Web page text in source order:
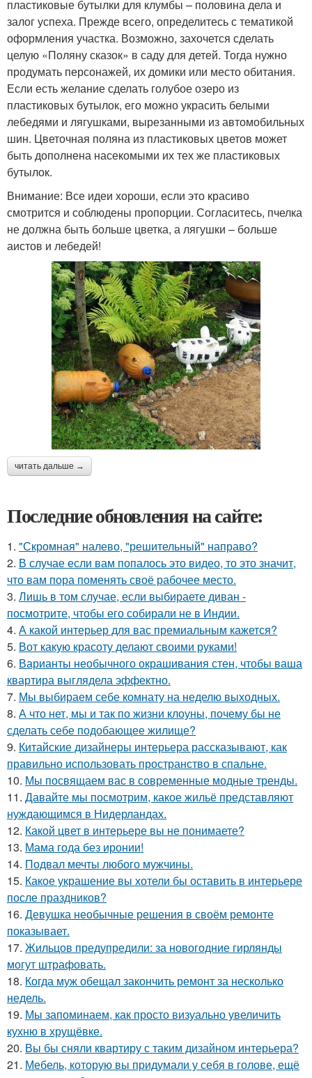
пластиковые бутылки для клумбы – половина дела и
залог успеха. Прежде всего, определитесь с тематикой
оформления участка. Возможно, захочется сделать
целую «Поляну сказок» в саду для детей. Тогда нужно
продумать персонажей, их домики или место обитания.
Если есть желание сделать голубое озеро из
пластиковых бутылок, его можно украсить белыми
лебедями и лягушками, вырезанными из автомобильных
шин. Цветочная поляна из пластиковых цветов может
быть дополнена насекомыми их тех же пластиковых
бутылок.
Внимание: Все идеи хороши, если это красиво
смотрится и соблюдены пропорции. Согласитесь, пчелка
не должна быть больше цветка, а лягушки – больше
аистов и лебедей!
читать дальше →
Последние обновления на сайте:
1. "Скромная" налево, "решительный" направо?
2. В случае если вам попалось это видео, то это значит,
что вам пора поменять своё рабочее место.
3. Лишь в том случае, если выбираете диван -
посмотрите, чтобы его собирали не в Индии.
4. А какой интерьер для вас премиальным кажется?
5. Вот какую красоту делают своими руками!
6. Варианты необычного окрашивания стен, чтобы ваша
квартира выглядела эффектно.
7. Мы выбираем себе комнату на неделю выходных.
8. А что нет, мы и так по жизни клоуны, почему бы не
сделать себе подобающее жилище?
9. Китайские дизайнеры интерьера рассказывают, как
правильно использовать пространство в спальне.
10. Мы посвящаем вас в современные модные тренды.
11. Давайте мы посмотрим, какое жильё представляют
нуждающимся в Нидерландах.
12. Какой цвет в интерьере вы не понимаете?
13. Мама года без иронии!
14. Подвал мечты любого мужчины.
15. Какое украшение вы хотели бы оставить в интерьере
после праздников?
16. Девушка необычные решения в своём ремонте
показывает.
17. Жильцов предупредили: за новогодние гирлянды
могут штрафовать.
18. Когда муж обещал закончить ремонт за несколько
недель.
19. Мы запоминаем, как просто визуально увеличить
кухню в хрущёвке.
20. Вы бы сняли квартиру с таким дизайном интерьера?
21. Мебель, которую вы придумали у себя в голове, ещё